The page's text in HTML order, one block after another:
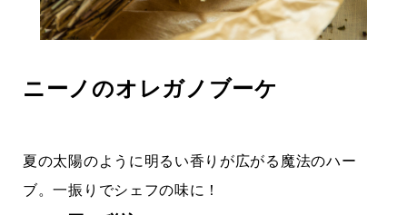
ニーノのオレガノブーケ
夏の太陽のように明るい香りが広がる魔法のハー
ブ。一振りでシェフの味に！